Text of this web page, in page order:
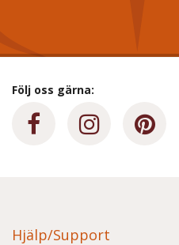
Följ oss gärna:
Hjälp/Support